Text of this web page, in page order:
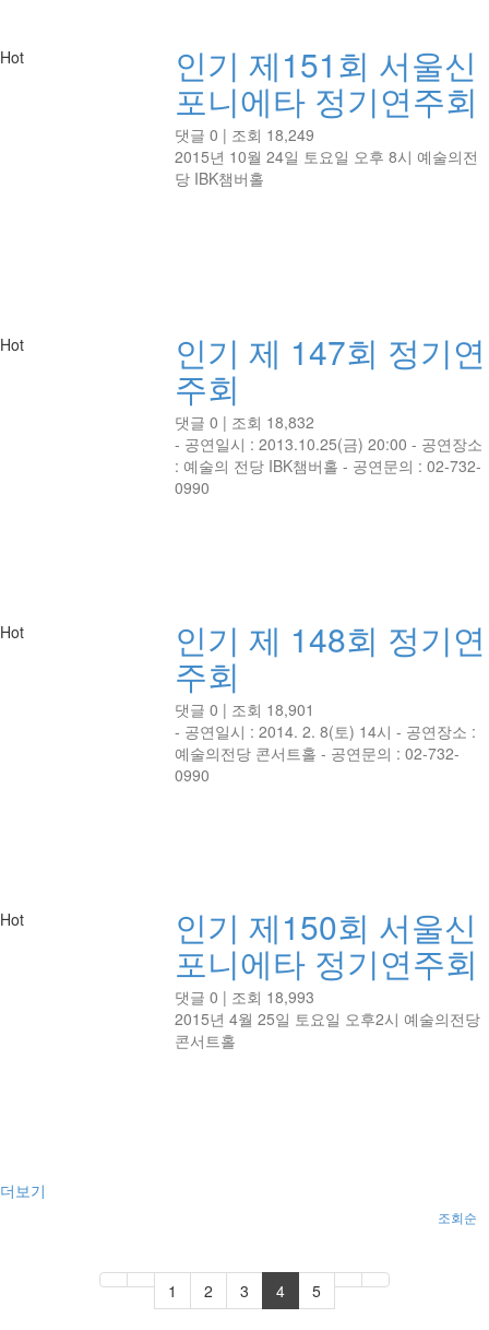
Hot 인기 제151회 서울신
포니에타 정기연주회
댓글 0 | 조회 18,249
2015년 10월 24일 토요일 오후 8시 예술의전
당 IBK챔버홀
Hot 인기 제 147회 정기연
주회
댓글 0 | 조회 18,832
- 공연일시 : 2013.10.25(금) 20:00 - 공연장소
: 예술의 전당 IBK챔버홀 - 공연문의 : 02-732-
0990
Hot 인기 제 148회 정기연
주회
댓글 0 | 조회 18,901
- 공연일시 : 2014. 2. 8(토) 14시 - 공연장소 :
예술의전당 콘서트홀 - 공연문의 : 02-732-
0990
Hot 인기 제150회 서울신
포니에타 정기연주회
댓글 0 | 조회 18,993
2015년 4월 25일 토요일 오후2시 예술의전당
콘서트홀
더보기
조회순
1 2 3 4 5